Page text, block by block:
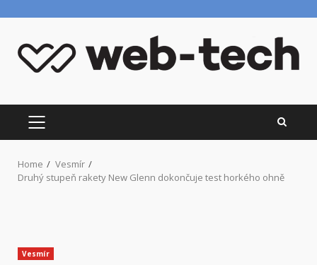
content
PRIMARY
MENU
Home
Vesmír
Druhý stupeň rakety New Glenn dokončuje test horkého ohně
Vesmír